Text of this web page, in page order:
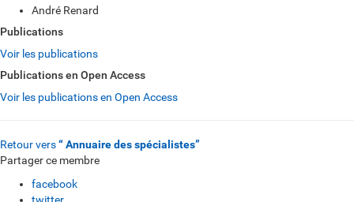
André Renard
Publications
Voir les publications
Publications en Open Access
Voir les publications en Open Access
Retour vers“ Annuaire des spécialistes”
Partager ce membre
facebook